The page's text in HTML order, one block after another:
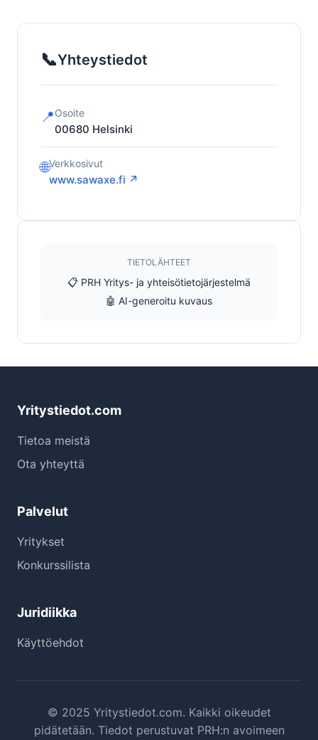
📞Yhteystiedot
📍Osoite
00680 Helsinki
🌐Verkkosivut
www.sawaxe.fi ↗
TIETOLÄHTEET
📋 PRH Yritys- ja yhteisötietojärjestelmä
🤖 AI-generoitu kuvaus
Yritystiedot.com
Tietoa meistä
Ota yhteyttä
Palvelut
Yritykset
Konkurssilista
Juridiikka
Käyttöehdot
© 2025 Yritystiedot.com. Kaikki oikeudet
pidätetään. Tiedot perustuvat PRH:n avoimeen